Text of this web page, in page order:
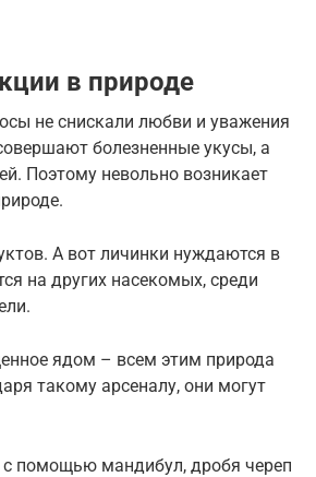
в природе
не снискали любви и уважения
болезненные укусы, а
Поэтому невольно возникает
А вот личинки нуждаются в
на других насекомых, среди
ядом – всем этим природа
такому арсеналу, они могут
помощью мандибул, дробя череп